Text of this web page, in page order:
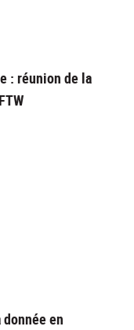
: réunion de la
en